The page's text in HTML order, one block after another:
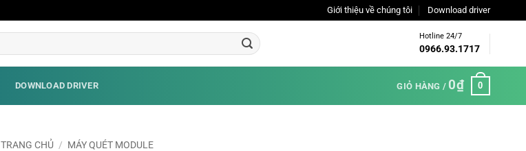
Giới thiệu về chúng tôi Download driver
Hotline 24/7
0966.93.1717
DOWNLOAD DRIVER GIỎ HÀNG / 0₫ 0
TRANG CHỦ / MÁY QUÉT MODULE